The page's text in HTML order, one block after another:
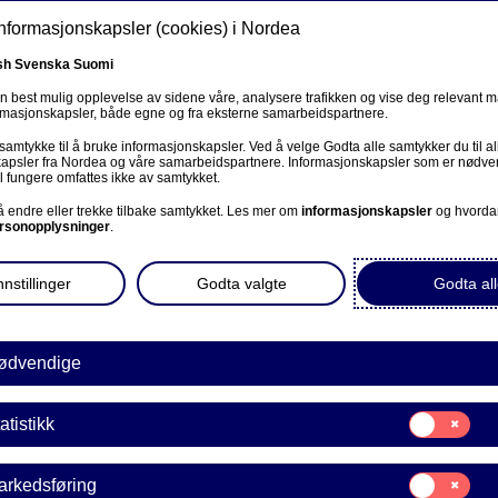
Om oss Investorer Nyheter & innsikt
(cookies) i Nordea
Svenska Suomi
best mulig opplevelse av sidene våre, analysere trafikken og vise deg relevant
både egne og fra eksterne samarbeidspartnere.
til å bruke informasjonskapsler. Ved å velge Godta alle samtykker du til
fra Nordea og våre samarbeidspartnere. Informasjonskapsler som er
fungere omfattes ikke av samtykket.
endre eller trekke tilbake samtykket. Les mer om informasjonskapsler og
.
Godta
Godta valgte
Samtykke
til:
Statistikk
Samtykke